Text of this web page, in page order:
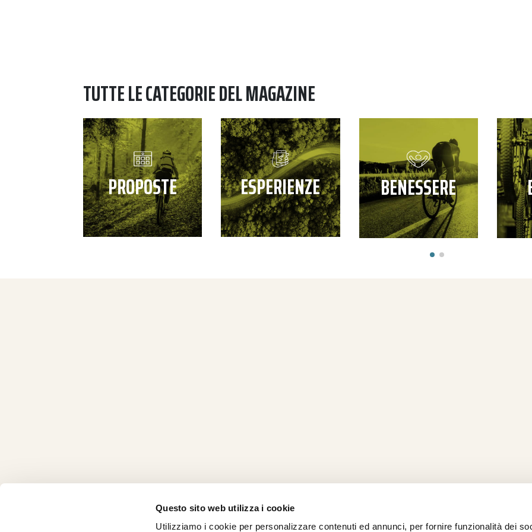
Questo sito web utilizza i cookie
Utilizziamo i cookie per personalizzare contenuti ed annunci, per fornire funzionalità dei
TUTTE LE CATEGORIE DEL MAGAZINE
PROPOSTE ESPERIENZE BENESSERE